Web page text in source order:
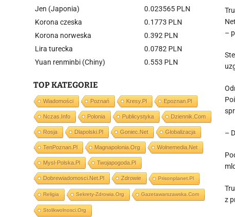
–
–
z
Jen (Japonia)
0.023565 PLN
Korona czeska
0.1773 PLN
Korona norweska
0.392 PLN
Lira turecka
0.0782 PLN
Yuan renminbi (Chiny)
0.553 PLN
TOP KATEGORIE
Wiadomości Poznań Kresy.pl Epoznan.pl
Nczas.info Polonia Publicystyka Dziennik.com
Rosja Dlapolski.pl Goniec.net Globalizacja
TenPoznan.pl Magnapolonia.org Wolnemedia.net
Mysl-Polska.pl Twojapogoda.pl
Dobrewiadomosci.net.pl Zdrowie Prisonplanet.pl
Religia Sekrety-Zdrowia.org Gazetawarszawska.com
Stolikwolnosci.org